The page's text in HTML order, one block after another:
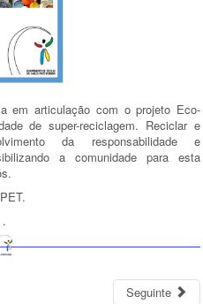
em articulação com o projeto Eco-
de super-reciclagem. Reciclar e
da responsabilidade e
a comunidade para esta
.
Seguinte